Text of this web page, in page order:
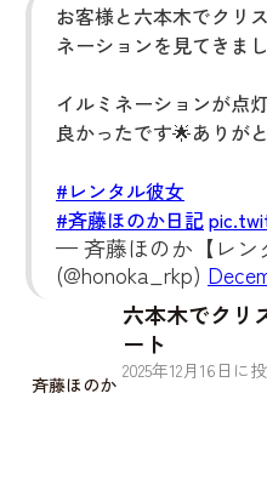
お客様と六本木でクリ
ネーションを見てきま
イルミネーションが点
良かったです🌟ありが
#レンタル彼女
#斉藤ほのか日記
— 斉藤ほのか【レン
(@honoka_rkp)
斉藤ほのか
六本木でクリ
ート
2025年12月 16 日に